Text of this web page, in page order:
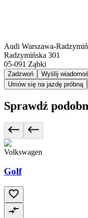
Audi Warszawa-
Radzymińska 301
05-091 Ząbki
Zadzwoń
Wyślij
Umów się na jazdę próbną
Sprawdź
Volkswagen
Golf